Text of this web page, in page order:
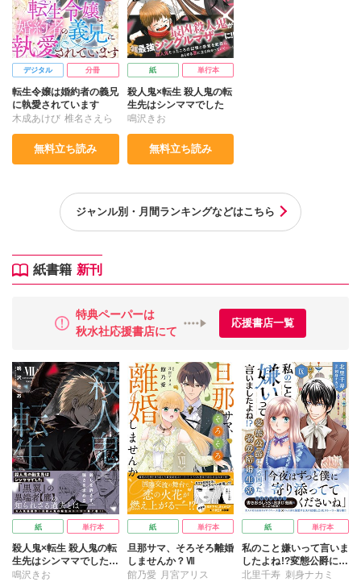
デジタル 分冊
転生令嬢は婚約者の義兄
に執愛されています
木成あけび 椎名さえら
無料立ち読み
紙 単行本
殺人鬼×転生 殺人鬼の転
生先はシンママでした
鳴沢きお
無料立ち読み
ジャンル別・⽉間ランキングなどはこちら
紙書籍 新刊
特典ペーパーは
秋水社応援書店にて
応援書店一覧
紙 単行本
殺人鬼×転生 殺人鬼の転
生先はシンママでした
Ⅶ
鳴沢きお
紙 単行本
旦那サマ、そろそろ離婚
しませんか？Ⅶ
館乃愛 月宮アリス
紙 単行本
私のこと嫌いって言いま
したよね!?変態公爵によ
る困った溺愛結婚生活
北里千寿 刺身ナカミ